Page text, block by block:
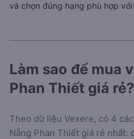
và chọn đúng hạng phù hợp với
Làm sao để mua
Phan Thiết giá rẻ?
Theo dữ liệu Vexere, có 4
Nẵng Phan Thiết giá rẻ nhất: